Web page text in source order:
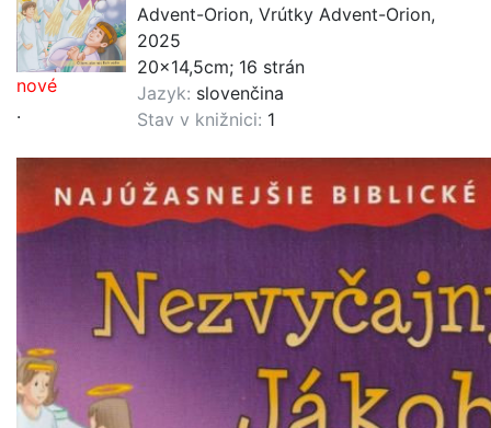
nové
.
Advent-Orion, Vrútky Advent-Orion,
2025
20x14,5cm; 16 strán
Jazyk: slovenčina
Stav v knižnici: 1